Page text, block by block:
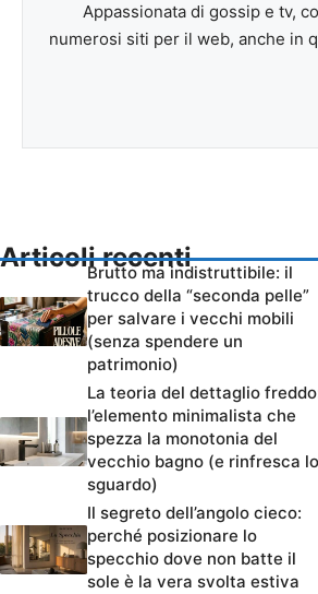
Appassionata di gossip e tv,
numerosi siti per il web, anche in
Articoli recenti
Brutto ma indistruttibile: il
trucco della “seconda pelle”
per salvare i vecchi mobili
(senza spendere un
patrimonio)
La teoria del dettaglio
l’elemento minimalista che
spezza la monotonia del
vecchio bagno (e rinfresca lo
sguardo)
Il segreto dell’angolo cieco:
perché posizionare lo
specchio dove non batte il
sole è la vera svolta estiva